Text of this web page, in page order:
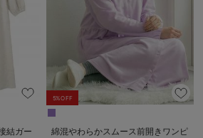
結ガー
5%OFF
綿混やわらかスムース前開きワンピ